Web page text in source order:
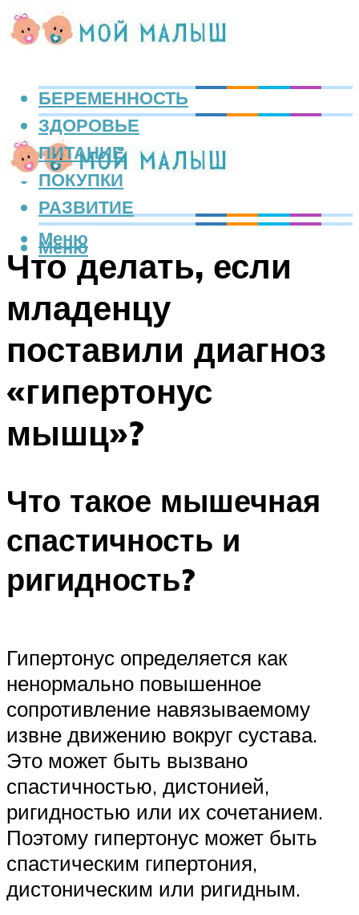
БЕРЕМЕННОСТЬ
ЗДОРОВЬЕ
ПИТАНИЕ
ПОКУПКИ
РАЗВИТИЕ
Меню
Меню
Что делать, если
младенцу
поставили диагноз
«гипертонус
мышц»?
Что такое мышечная
спастичность и
ригидность?
Гипертонус определяется как
ненормально повышенное
сопротивление навязываемому
извне движению вокруг сустава.
Это может быть вызвано
спастичностью, дистонией,
ригидностью или их сочетанием.
Поэтому гипертонус может быть
спастическим гипертония,
дистоническим или ригидным.